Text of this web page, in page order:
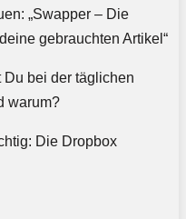
„Swapper – Die
gebrauchten Artikel“
bei der täglichen
warum?
Die Dropbox